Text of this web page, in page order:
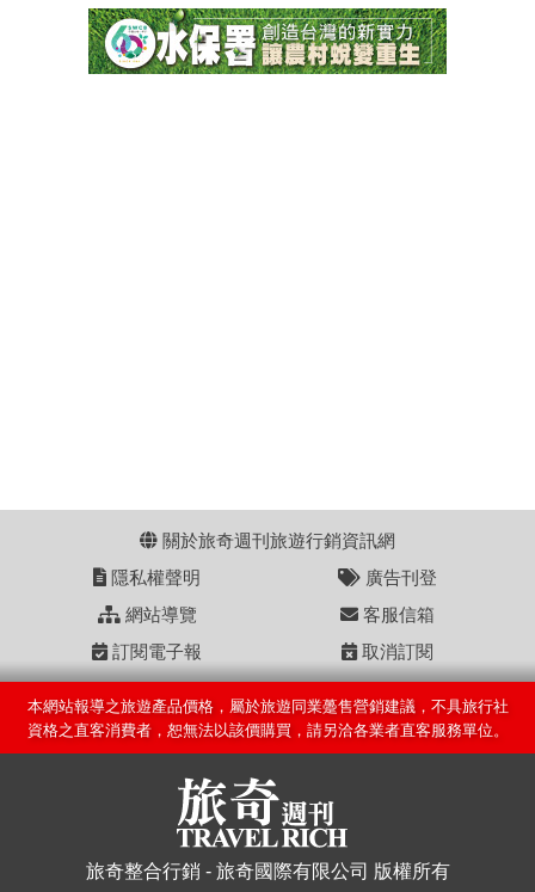
關於旅奇週刊旅遊行銷資訊網
隱私權聲明
廣告刊登
網站導覽
客服信箱
訂閱電子報
取消訂閱
本網站報導之旅遊產品價格，屬於旅遊同業躉售營銷建議，不具旅行社
資格之直客消費者，恕無法以該價購買，請另洽各業者直客服務單位。
旅奇整合行銷 - 旅奇國際有限公司 版權所有